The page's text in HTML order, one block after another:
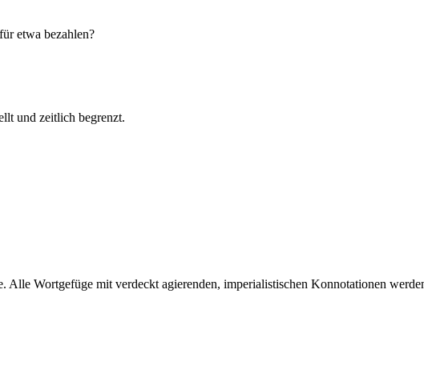
etwa bezahlen?
und zeitlich begrenzt.
Alle Wortgefüge mit verdeckt agierenden, imperialistischen Konnotationen